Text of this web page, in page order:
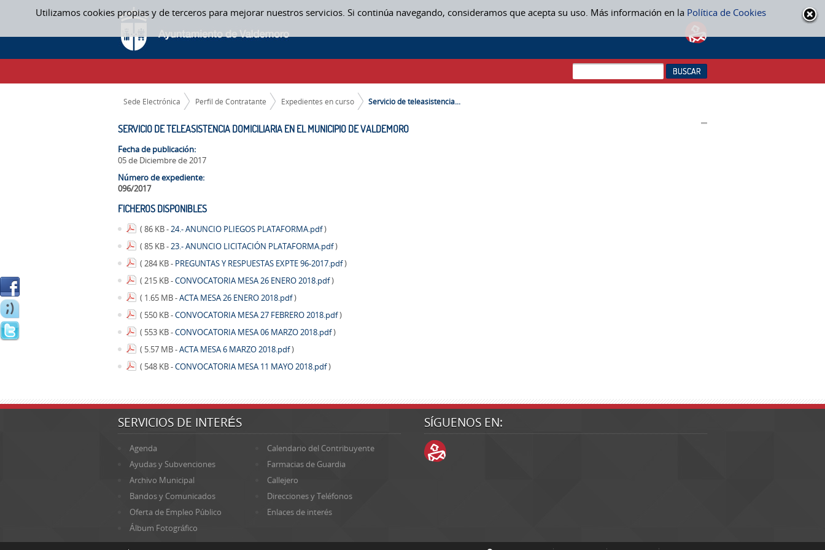
Utilizamos cookies propias y de terceros para mejorar nuestros servicios. Si continúa navegando, consideramos que acepta su uso. Más información en la Política de Cookies
Saltar al contenido
SERVICIO DE TELEASISTENCIA DOMICILIARIA EN EL MUNICIPIO DE VALDEMORO - EXPEDIENTES EN CURSO
CAMINO DE MIGAS
Sede Electrónica Perfil de Contratante Expedientes en curso Servicio de teleasistencia...
SERVICIO DE TELEASISTENCIA DOMICILIARIA EN EL MUNICIPIO DE VALDEMORO
Fecha de publicación:
05 de Diciembre de 2017
Número de expediente:
096/2017
FICHEROS DISPONIBLES
( 86 KB -24.- ANUNCIO PLIEGOS PLATAFORMA.pdf)
( 85 KB -23.- ANUNCIO LICITACIÓN PLATAFORMA.pdf)
( 284 KB - PREGUNTAS Y RESPUESTAS EXPTE 96-2017.pdf)
( 215 KB -CONVOCATORIA MESA 26 ENERO 2018.pdf)
( 1.65 MB -ACTA MESA 26 ENERO 2018.pdf)
( 550 KB -CONVOCATORIA MESA 27 FEBRERO 2018.pdf)
( 553 KB -CONVOCATORIA MESA 06 MARZO 2018.pdf)
( 5.57 MB -ACTA MESA 6 MARZO 2018.pdf)
( 548 KB -CONVOCATORIA MESA 11 MAYO 2018.pdf)
SERVICIOS DE INTERÉS
Agenda
Calendario del Contribuyente
Ayudas y Subvenciones
Farmacias de Guardia
Archivo Municipal
Callejero
Bandos y Comunicados
Direcciones y Teléfonos
Oferta de Empleo Público
Enlaces de interés
Álbum Fotográfico
SÍGUENOS EN: